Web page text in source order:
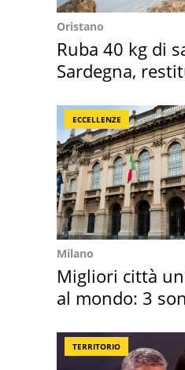
Oristano
Ruba 40 kg di
Sardegna,
ECCELLENZE
Milano
Migliori città
al mondo: 3
TERRITORIO